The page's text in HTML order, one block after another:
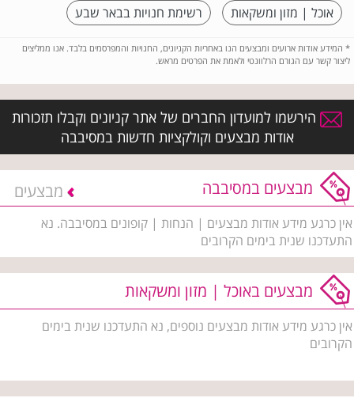
אוכל | מזון ומשקאות
רשימת חנויות בבאר שבע
* המידע אודות ארועים ומבצעים הנו באחריות הקניונים, החנויות והמפרסמים בלבד. אנו ממליצים
ליצור קשר עם הגורם הרלוונטי ולאמת את הפרטים מראש.
הירשמו למועדון החברים של אתר קניונים וקבלו תזכורות
אודות מבצעים וקולקציות חדשות במסיבבה
מבצעים במסיבבה מבצעים
אין כרגע מידע אודות מבצעים | הנחות | קופונים במסיבבה. נא
התעדכנו שנית בימים הקרובים
מבצעים באוכל | מזון ומשקאות
אין כרגע מידע אודות מבצעים נוספים, נא התעדכנו שנית בימים
הקרובים